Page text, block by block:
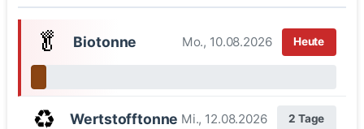
🥬 Biotonne Mo., 10.08.2026 Heute
♻️ Wertstofftonne Mi., 12.08.2026 2 Tage